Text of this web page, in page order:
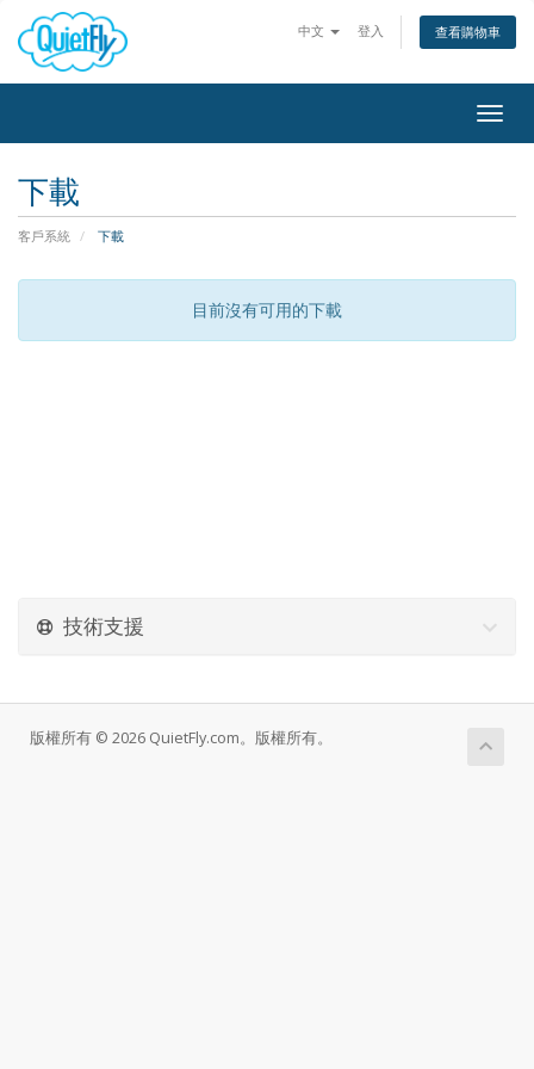
中文 登入 查看購物車
下載
客戶系統 下載
目前沒有可用的下載
技術支援
版權所有 © 2026 QuietFly.com。版權所有。